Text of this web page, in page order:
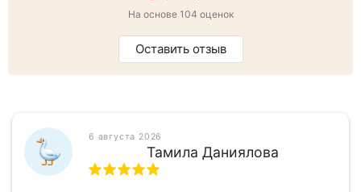
На основе 104 оценок
Оставить отзыв
6 августа 2026
Тамила Даниялова